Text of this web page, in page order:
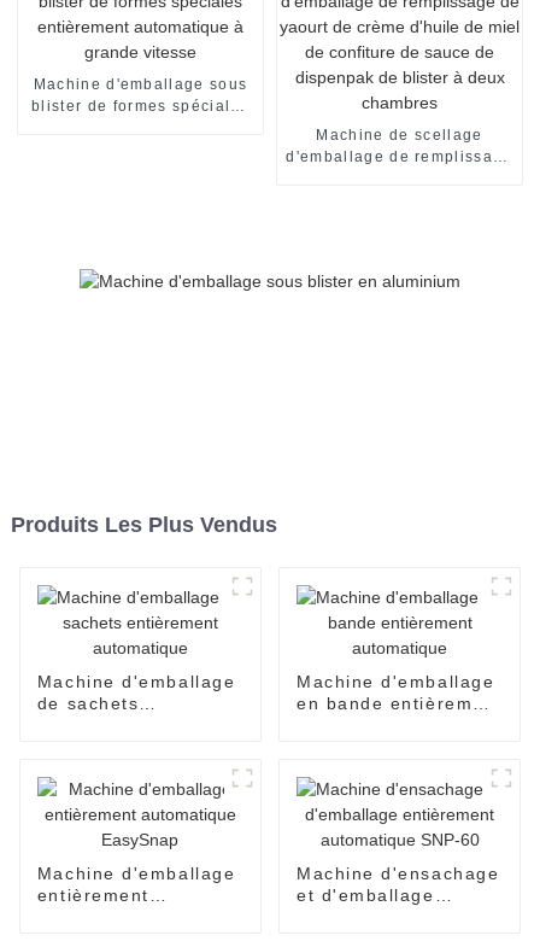
Machine d'emballage sous
blister de formes spéciales
Machine de scellage
d'emballage de remplissage
Produits Les Plus Vendus
Machine d'emballage
de sachets
Machine d'emballage
en bande entièrement
Machine d'emballage
entièrement
Machine d'ensachage
et d'emballage